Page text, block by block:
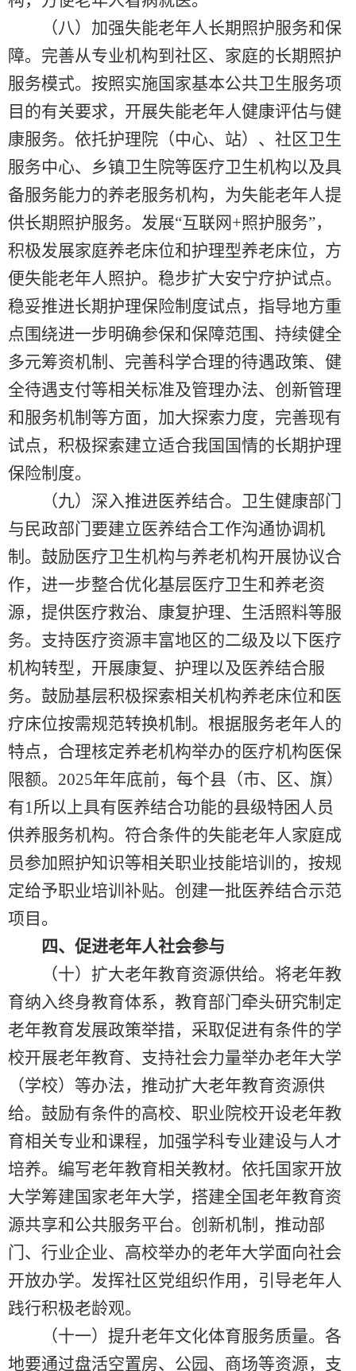
（八）加强失能老年人长期照护服务和保
障。完善从专业机构到社区、家庭的长期照护
服务模式。按照实施国家基本公共卫生服务项
目的有关要求，开展失能老年人健康评估与健
康服务。依托护理院（中心、站）、社区卫生
服务中心、乡镇卫生院等医疗卫生机构以及具
备服务能力的养老服务机构，为失能老年人提
供长期照护服务。发展“互联网+照护服务”，
积极发展家庭养老床位和护理型养老床位，方
便失能老年人照护。稳步扩大安宁疗护试点。
稳妥推进长期护理保险制度试点，指导地方重
点围绕进一步明确参保和保障范围、持续健全
多元筹资机制、完善科学合理的待遇政策、健
全待遇支付等相关标准及管理办法、创新管理
和服务机制等方面，加大探索力度，完善现有
试点，积极探索建立适合我国国情的长期护理
保险制度。
（九）深入推进医养结合。卫生健康部门
与民政部门要建立医养结合工作沟通协调机
制。鼓励医疗卫生机构与养老机构开展协议合
作，进一步整合优化基层医疗卫生和养老资
源，提供医疗救治、康复护理、生活照料等服
务。支持医疗资源丰富地区的二级及以下医疗
机构转型，开展康复、护理以及医养结合服
务。鼓励基层积极探索相关机构养老床位和医
疗床位按需规范转换机制。根据服务老年人的
特点，合理核定养老机构举办的医疗机构医保
限额。2025年年底前，每个县（市、区、旗）
有1所以上具有医养结合功能的县级特困人员
供养服务机构。符合条件的失能老年人家庭成
员参加照护知识等相关职业技能培训的，按规
定给予职业培训补贴。创建一批医养结合示范
项目。
四、促进老年人社会参与
（十）扩大老年教育资源供给。将老年教
育纳入终身教育体系，教育部门牵头研究制定
老年教育发展政策举措，采取促进有条件的学
校开展老年教育、支持社会力量举办老年大学
（学校）等办法，推动扩大老年教育资源供
给。鼓励有条件的高校、职业院校开设老年教
育相关专业和课程，加强学科专业建设与人才
培养。编写老年教育相关教材。依托国家开放
大学筹建国家老年大学，搭建全国老年教育资
源共享和公共服务平台。创新机制，推动部
门、行业企业、高校举办的老年大学面向社会
开放办学。发挥社区党组织作用，引导老年人
践行积极老龄观。
（十一）提升老年文化体育服务质量。各
地要通过盘活空置房、公园、商场等资源，支